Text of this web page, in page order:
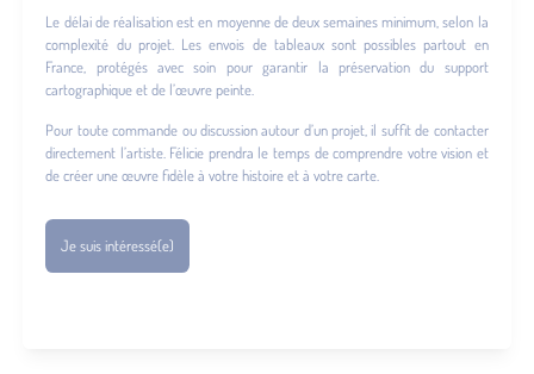
Le délai de réalisation est en moyenne de deux semaines minimum, selon la
complexité du projet. Les envois de tableaux sont possibles partout en
France, protégés avec soin pour garantir la préservation du support
cartographique et de l’œuvre peinte.
Pour toute commande ou discussion autour d’un projet, il suffit de contacter
directement l’artiste. Félicie prendra le temps de comprendre votre vision et
de créer une œuvre fidèle à votre histoire et à votre carte.
Je suis intéressé(e)